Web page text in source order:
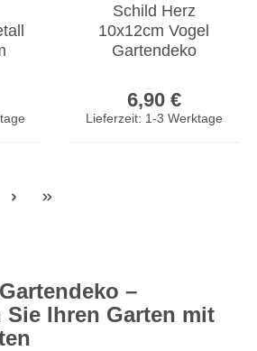
Schild Herz
10x12cm Vogel
Gartendeko
Wandbild Rostdeko
Deko
6,90 €
Lieferzeit: 1-3 Werktage
–
Sie Ihren Garten mit